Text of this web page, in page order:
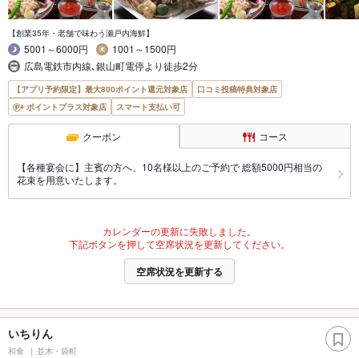
【創業35年・老舗で味わう瀬戸内海鮮】
5001～6000円
1001～1500円
広島電鉄市内線､銀山町電停より徒歩2分
【アプリ予約限定】最大800ポイント還元対象店
口コミ投稿特典対象店
ポイントプラス対象店
スマート支払い可
クーポン コース
【各種宴会に】主賓の方へ、10名様以上のご予約で 総額5000円相当の
花束を用意いたします。
カレンダーの更新に失敗しました。
下記ボタンを押して空席状況を更新してください。
空席状況を更新する
いちりん
和食 並木・袋町